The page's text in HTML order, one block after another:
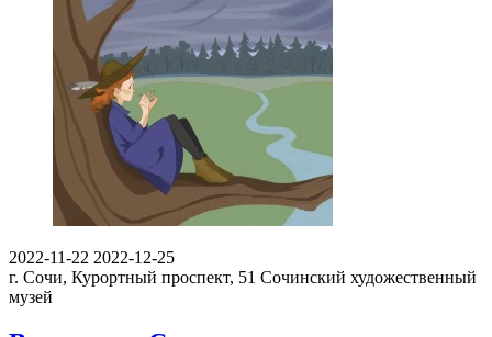
2022-11-22 2022-12-25
г. Сочи, Курортный проспект, 51 Сочинский художественный
музей